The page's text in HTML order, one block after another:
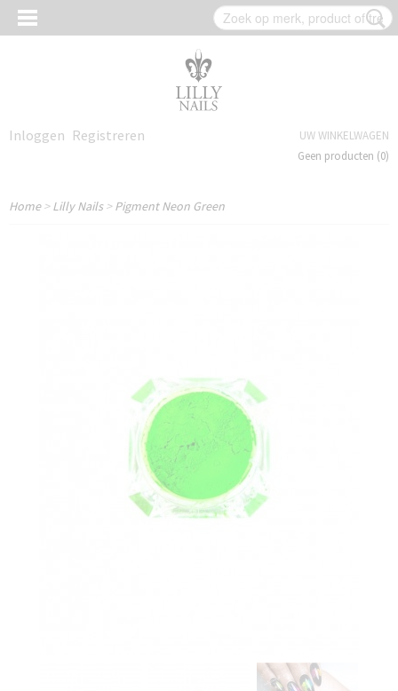
Inloggen Registreren
UW WINKELWAGEN
Geen producten (0)
Home>Lilly Nails>Pigment Neon Green